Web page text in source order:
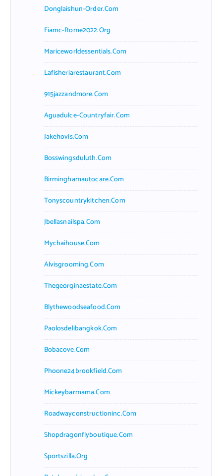
Donglaishun-Order.com
Fiamc-Rome2022.org
Mariceworldessentials.com
Lafisheriarestaurant.com
915jazzandmore.com
Aguadulce-Countryfair.com
Jakehovis.com
Bosswingsduluth.com
Birminghamautocare.com
Tonyscountrykitchen.com
Jbellasnailspa.com
Mychaihouse.com
Alvisgrooming.com
Thegeorginaestate.com
Blythewoodseafood.com
Paolosdelibangkok.com
Bobacove.com
Phoone24brookfield.com
Mickeybarmama.com
Roadwayconstructioninc.com
Shopdragonflyboutique.com
Sportszilla.org